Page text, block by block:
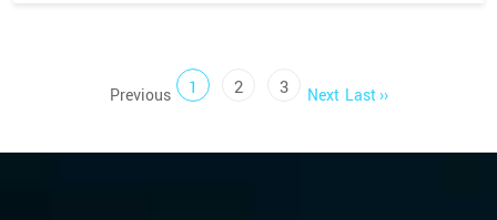
Previous 1 (current)
2(current)
3(current)
Next Last ››